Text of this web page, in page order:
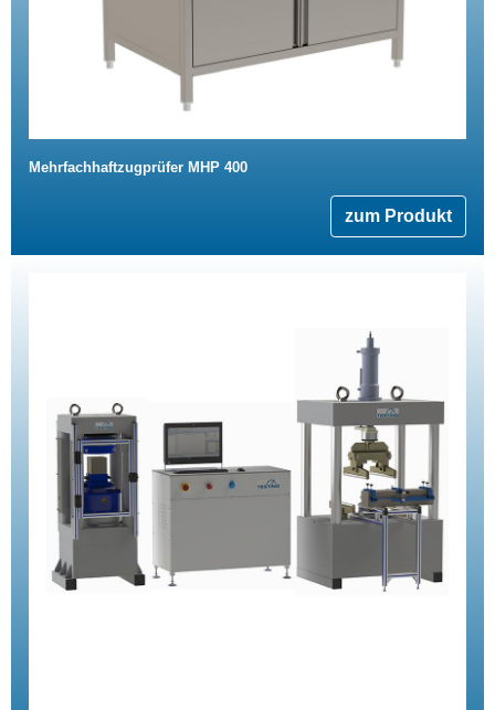
Mehrfachhaftzugprüfer MHP 400
zum Produkt